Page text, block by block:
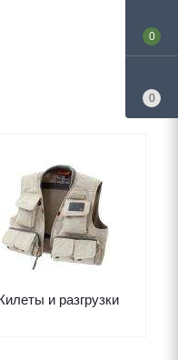
и разгрузки
0
0